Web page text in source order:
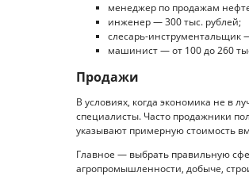
менеджер по продажам
инженер — 300 тыс. рублей;
слесарь-инструментальщик
машинист — от 100 до 260
Продажи
В условиях, когда экономика не в
специалисты. Часто продажники
указывают примерную стоимость
Главное — выбрать правильную
агропромышленности, добыче,